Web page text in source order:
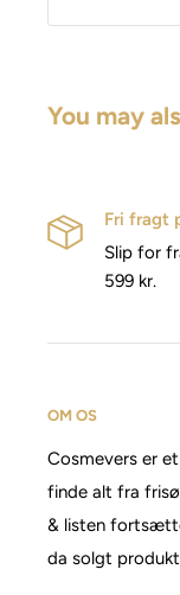
You may
Fri fragt
Slip for
599 kr.
OM OS
Cosmevers er
finde alt fra
& listen
da solgt